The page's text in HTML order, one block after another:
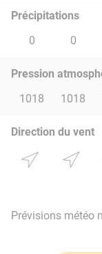
Précipitations
0
0
Pression
1018
1018
Direction du vent
Prévisions météo